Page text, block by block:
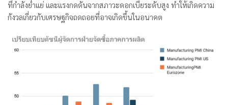
ที่กำลังย่ำแย่ และแรงกดดันจากสภาวะดอกเบี้ยระดับสูง ทำให้เกิดความ
กังวลเกี่ยวกับเศรษฐกิจถดถอยที่อาจเกิดขึ้นในอนาคต